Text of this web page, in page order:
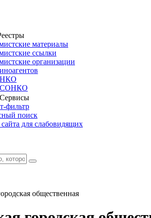
материалы
ссылки
организации
НКО
СОНКО
Cервисы
фильтр
поиск
для слабовидящих
общественная